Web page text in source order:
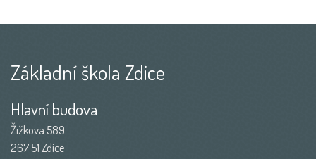
Základní škola Zdice
Hlavní budova
Žižkova 589
267 51 Zdice